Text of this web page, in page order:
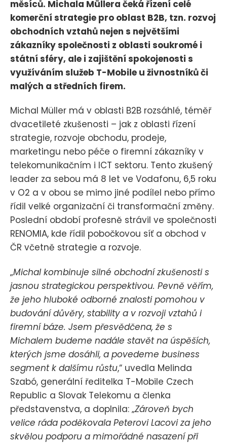
měsíců. Michala Müllera čeká řízení celé
komerční strategie pro oblast B2B, tzn. rozvoj
obchodních vztahů nejen s největšími
zákazníky společnosti z oblasti soukromé i
státní sféry, ale i zajištění spokojenosti s
využíváním služeb T-Mobile u živnostníků či
malých a středních firem.
Michal Müller má v oblasti B2B rozsáhlé, téměř
dvacetileté zkušenosti – jak z oblasti řízení
strategie, rozvoje obchodu, prodeje,
marketingu nebo péče o firemní zákazníky v
telekomunikačním i ICT sektoru. Tento zkušený
leader za sebou má 8 let ve Vodafonu, 6,5 roku
v O2 a v obou se mimo jiné podílel nebo přímo
řídil velké organizační či transformační změny.
Poslední období profesně strávil ve společnosti
RENOMIA, kde řídil pobočkovou síť a obchod v
ČR včetně strategie a rozvoje.
„Michal kombinuje silné obchodní zkušenosti s
jasnou strategickou perspektivou. Pevně věřím,
že jeho hluboké odborné znalosti pomohou v
budování důvěry, stability a v rozvoji vztahů i
firemní báze. Jsem přesvědčena, že s
Michalem budeme nadále stavět na úspěších,
kterých jsme dosáhli, a povedeme business
segment k dalšímu růstu,“ uvedla Melinda
Szabó, generální ředitelka T-Mobile Czech
Republic a Slovak Telekomu a členka
představenstva, a doplnila: „Zároveň bych
velice ráda poděkovala Peterovi Lacovi za jeho
skvělou podporu a mimořádné nasazení při